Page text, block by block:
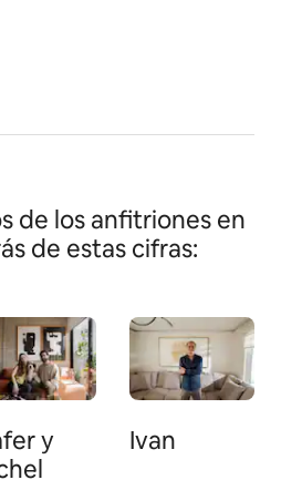
de los anfitriones en
de estas cifras:
y
Ivan